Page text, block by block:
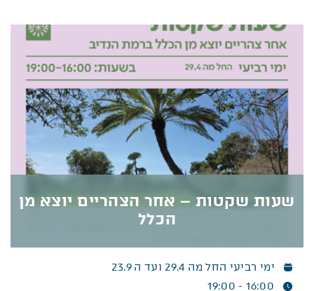
ולצייר ביחד, עם או בלי הנחייה. אפשר לפתוח מבט
ולצייר את פיסת נוף; או להתמקד בצמח אחד, ולרשום
אותו בפרטי פרטים.
ההנחייה תסייע לכם לשים לב למשחקי אור וצל,
לפרופורציה, להירארכיה ולקומפוזיציה – ותעזור לכם
להעמיק את ההתבוננות ולמצות את הכישרון והביטוי
האישי שלכם.
שעות שקטות – אחר הצהריים יוצא מן
הכלל
שעות שקטות – אחר הצהריים יוצא מן הכלל
ימי רביעי החל מה 29.4 ועד ה 23.9
16:00 - 19:00